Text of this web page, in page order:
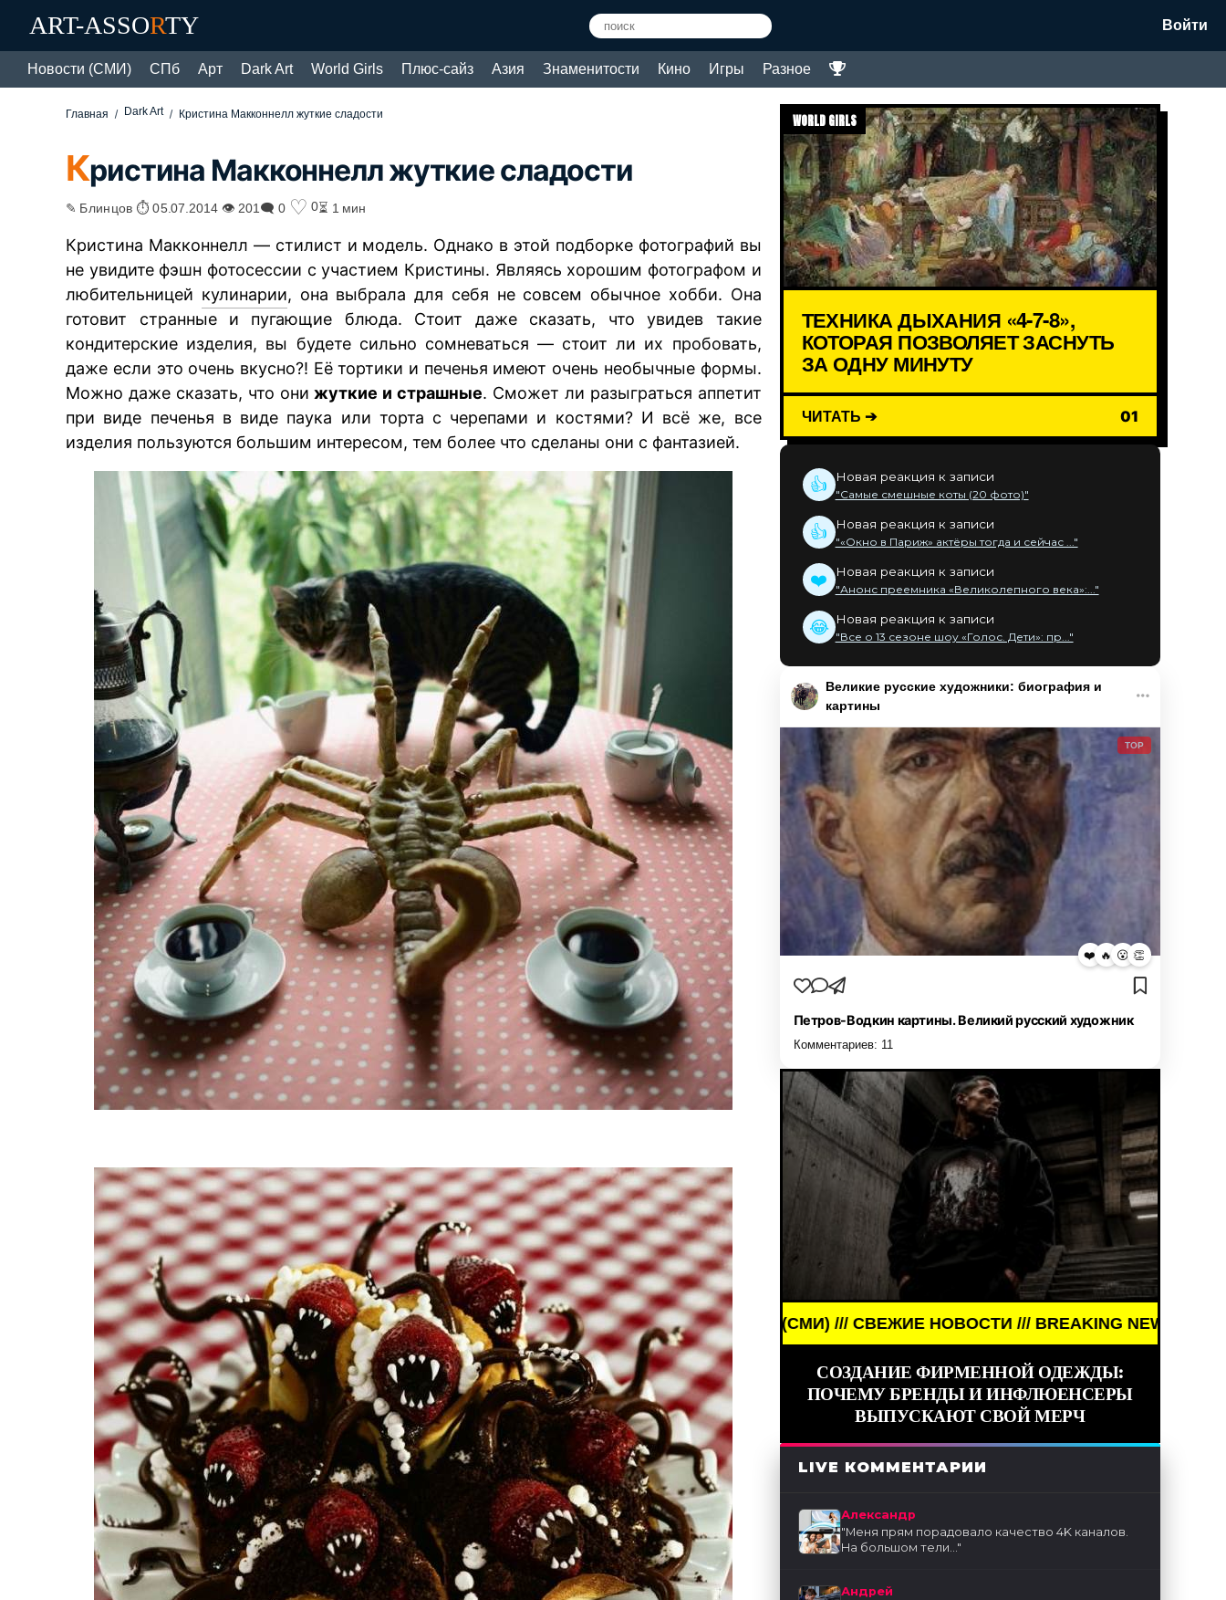
ART-ASSORTY Войти
Новости (СМИ) СПб Арт Dark Art World Girls Плюс-сайз Азия Знаменитости Кино Игры Разное
Главная Dark Art Кристина Макконнелл жуткие сладости
Кристина Макконнелл жуткие сладости
✎ Блинцов ⏱ 05.07.2014 👁 201 🗨 0 ♡ 0⏳ 1 мин
Кристина Макконнелл — стилист и модель. Однако в этой подборке фотографий вы
не увидите фэшн фотосессии с участием Кристины. Являясь хорошим фотографом и
любительницей кулинарии, она выбрала для себя не совсем обычное хобби. Она
готовит странные и пугающие блюда. Стоит даже сказать, что увидев такие
кондитерские изделия, вы будете сильно сомневаться — стоит ли их пробовать,
даже если это очень вкусно?! Её тортики и печенья имеют очень необычные формы.
Можно даже сказать, что онижуткие и страшные. Сможет ли разыграться аппетит
при виде печенья в виде паука или торта с черепами и костями? И всё же, все
изделия пользуются большим интересом, тем более что сделаны они с фантазией.
WORLD GIRLS
ТЕХНИКА ДЫХАНИЯ «4-7-8»,
КОТОРАЯ ПОЗВОЛЯЕТ ЗАСНУТЬ
ЗА ОДНУ МИНУТУ
ЧИТАТЬ ➔ 01
👍 Новая реакция к записи
"Самые смешные коты (20 фото)"
👍 Новая реакция к записи
"«Окно в Париж» актёры тогда и сейчас ..."
❤️ Новая реакция к записи
"Анонс преемника «Великолепного века»:..."
😂 Новая реакция к записи
"Все о 13 сезоне шоу «Голос. Дети»: пр..."
Великие русские художники: биография и
картины
TOP
❤️ 🔥 😮 👏
Петров-Водкин картины. Великий русский художник
Комментариев: 11
BREAKING NEWS /// НОВОСТИ (СМИ) /// СВЕЖИЕ НОВОСТИ /// BREAKING NEWS /// НОВОСТИ (СМИ) ///
СОЗДАНИЕ ФИРМЕННОЙ ОДЕЖДЫ:
ПОЧЕМУ БРЕНДЫ И ИНФЛЮЕНСЕРЫ
ВЫПУСКАЮТ СВОЙ МЕРЧ
LIVE КОММЕНТАРИИ
Александр
"Меня прям порадовало качество 4K каналов.
На большом тели..."
Андрей